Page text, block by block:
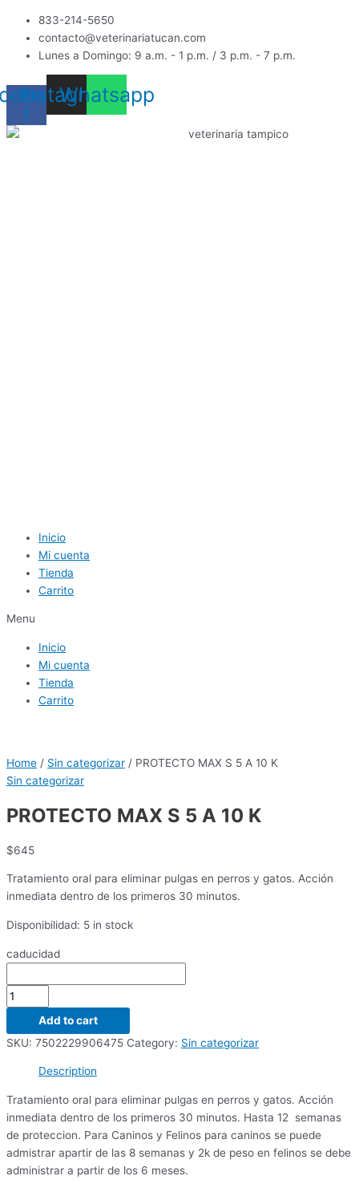
contenido
833-214-5650
contacto@veterinariatucan.com
Lunes a Domingo: 9 a.m. - 1 p.m. / 3 p.m. - 7 p.m.
f
Instagram
Whatsapp
Inicio
Mi cuenta
Tienda
Carrito
Menu
Inicio
Mi cuenta
Tienda
Carrito
Home / Sin categorizar / PROTECTO MAX S 5 A 10 K
Sin categorizar
PROTECTO MAX S 5 A 10 K
$645
Tratamiento oral para eliminar pulgas en perros y gatos. Acción
inmediata dentro de los primeros 30 minutos.
Disponibilidad: 5 in stock
caducidad
MAX
10
quantity
Add to cart
SKU: 7502229906475 Category: Sin categorizar
Description
Tratamiento oral para eliminar pulgas en perros y gatos. Acción
inmediata dentro de los primeros 30 minutos. Hasta 12 semanas
de proteccion. Para Caninos y Felinos para caninos se puede
admistrar apartir de las 8 semanas y 2k de peso en felinos se debe
administrar a partir de los 6 meses.